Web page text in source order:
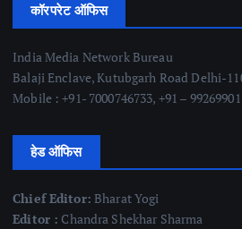
कॉरपरेट ऑफिस
India Media Network Bureau
Balaji Enclave, Kutubgarh Road Delhi-
Mobile : +91- 7000746733, +91 –
हेड ऑफिस
Chief Editor: Bharat Yogi
Editor : Chandra Shekhar Sharma